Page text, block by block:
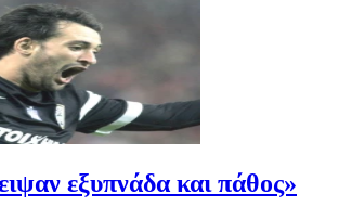
εξυπνάδα και πάθος»